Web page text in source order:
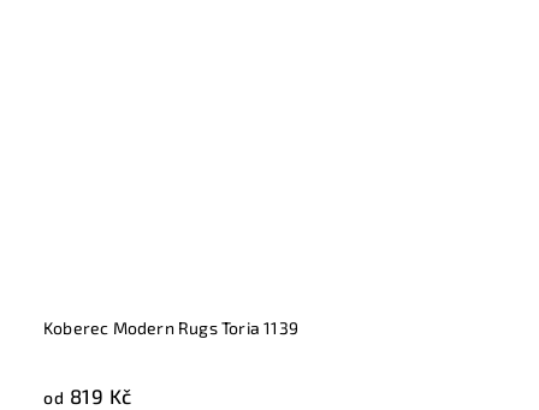
Koberec Modern Rugs Toria 1139
od 819 Kč